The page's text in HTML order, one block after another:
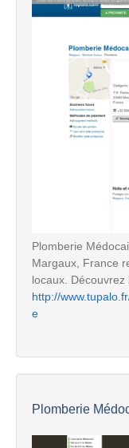
Plomberie
Margaux, France
locaux. Découvrez
http://
e
Plomberie